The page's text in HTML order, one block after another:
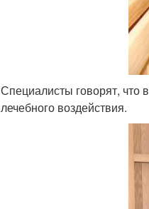
Специалисты говорят, что
лечебного воздействия.